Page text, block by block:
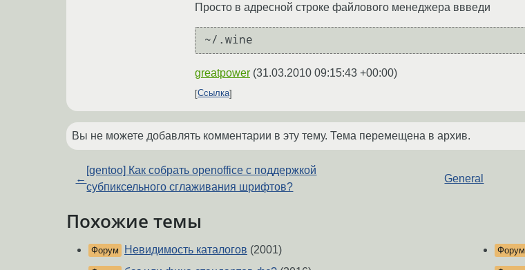
Просто в адресной строке файлового менеджера ввведи
greatpower (31.03.2010 09:15:43 +00:00)
Ссылка
Вы не можете добавлять комментарии в эту тему. Тема перемещена в архив.
←
[gentoo] Как собрать openoffice с поддержкой
субпиксельного сглаживания шрифтов?
General
Похожие темы
Форум Невидимость каталогов (2001) Форум